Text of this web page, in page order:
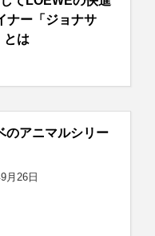
ナー「ジョナサ
とは
のアニマルシリー
月26日